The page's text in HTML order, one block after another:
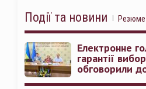
Події та новини Резюме
Електронне
гарантії
обговорили